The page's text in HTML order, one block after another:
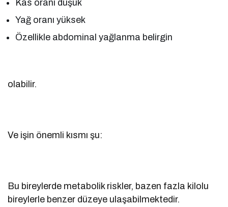
Kas oranı düşük
Yağ oranı yüksek
Özellikle abdominal yağlanma belirgin
olabilir.
Ve işin önemli kısmı şu:
Bu bireylerde metabolik riskler, bazen fazla kilolu
bireylerle benzer düzeye ulaşabilmektedir.